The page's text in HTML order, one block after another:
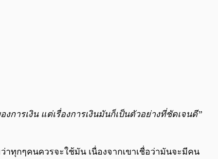
ารเงิน แต่เรื่องการเงินมันก็เป็นตัวอย่างที่ชัดเจนดี”
าทุกๆคนควรจะใช้มัน เนื่องจากเขาเชื่อว่ามันจะมีคน